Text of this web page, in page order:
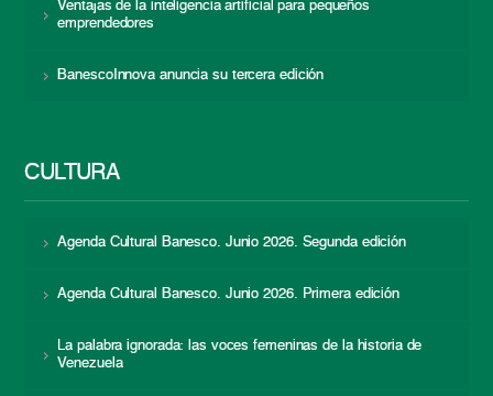
Ventajas de la inteligencia artificial para pequeños
emprendedores
BanescoInnova anuncia su tercera edición
CULTURA
Agenda Cultural Banesco. Junio 2026. Segunda edición
Agenda Cultural Banesco. Junio 2026. Primera edición
La palabra ignorada: las voces femeninas de la historia de
Venezuela